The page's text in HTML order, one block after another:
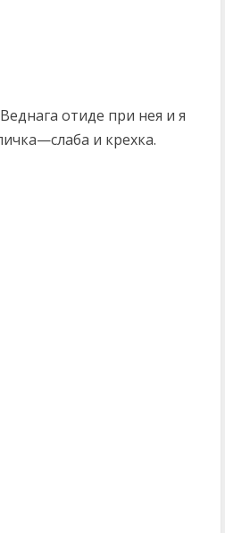
отиде при нея и я
и крехка.